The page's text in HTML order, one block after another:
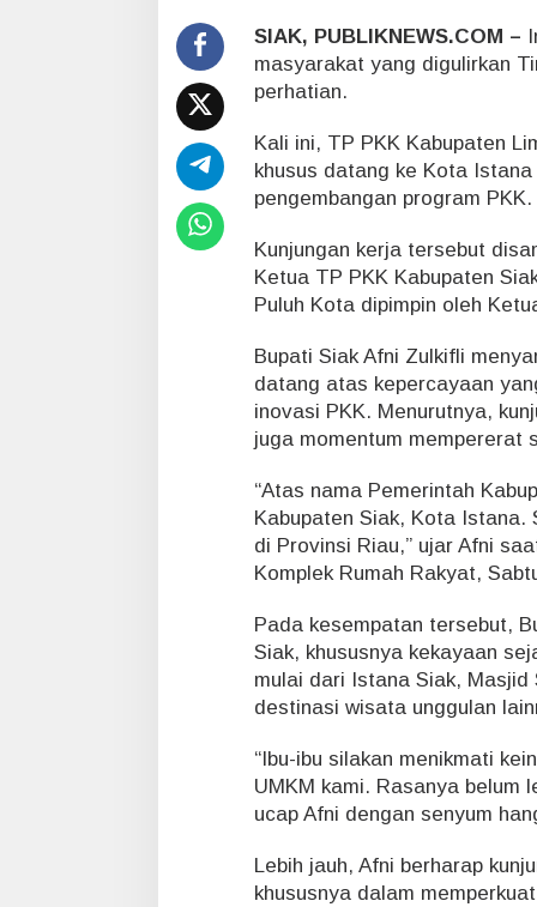
m
a
P
u
u
h
o
a
D
a
a
g
B
e
a
a
r
k
K
o
a
I
t
a
a
SIAK, PUBLIKNEWS.COM –
masyarakat yang digulirkan
perhatian.
Kali ini, TP PKK Kabupaten
khusus datang ke Kota
pengembangan program PKK.
Kunjungan kerja tersebut
Ketua TP PKK Kabupaten
Puluh Kota dipimpin oleh
Bupati Siak Afni Zulkifli
datang atas kepercayaan
inovasi PKK. Menurutnya,
juga momentum mempererat
“Atas nama Pemerintah
Kabupaten Siak, Kota Istana.
di Provinsi Riau,” ujar Afni
Komplek Rumah Rakyat,
Pada kesempatan tersebut,
Siak, khususnya kekayaan
mulai dari Istana Siak, Masjid
destinasi wisata unggulan
“Ibu-ibu silakan menikmati
UMKM kami. Rasanya belum
ucap Afni dengan senyum
Lebih jauh, Afni berharap
khususnya dalam